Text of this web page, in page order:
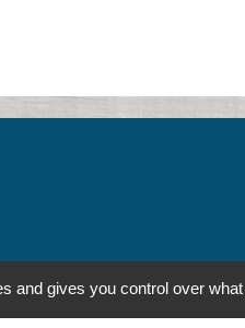
and gives you control over